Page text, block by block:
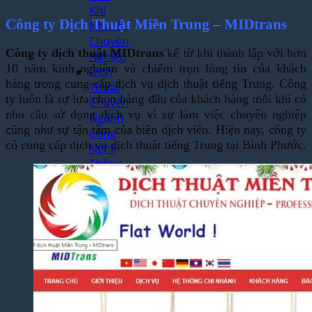
Khí
Nhanh,
Chuyên
Nghiệp
Dịch
Thuật
Chuyên
Ngành
Công
Nghệ
Thông
Tin Uy
Tín,
Chuẩn
Thuật
Ngữ
Dịch
Thuật
Chuyên
Ngành
Công ty Dịch Thuật Miền Trung – MIDtrans
Công ty dịch thuật MIDtrans kể từ khi thành lập với hơn
10 năm kinh nghiệm và chiếm trọn lòng tin của khách
hàng trong cung cấp dịch vụ dịch thuật tiếng Trung. Công
ty luôn là sự lựa chọn hàng đầu của khách hàng mỗi khi có
nhu cầu sử dụng dịch vụ vì sự làm việc chuyên nghiệp
cũng như sự tận tâm của biên dịch viên. Hiện nay, công ty
có cung cấp dịch vụ dịch thuật tiếng Trung tại Bình Phước.